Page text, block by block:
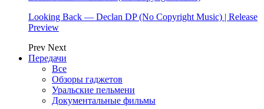
Looking Back — Declan DP (No Copyright Music) | Release
Preview
Prev Next
Передачи
Все
Обзоры гаджетов
Уральские пельмени
Документальные фильмы